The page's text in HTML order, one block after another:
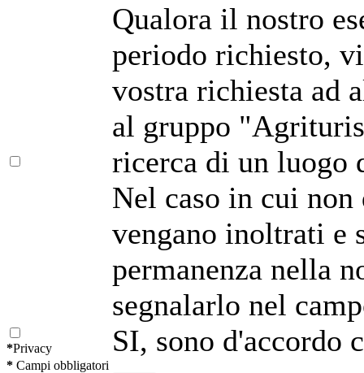
Qualora il nostro
periodo richiesto,
vostra richiesta ad
al gruppo
ricerca di un luogo
Nel caso in cui
vengano inoltrati e
permanenza nella
segnalarlo nel
*Privacy SI, sono d'accordo
* Campi obbligatori